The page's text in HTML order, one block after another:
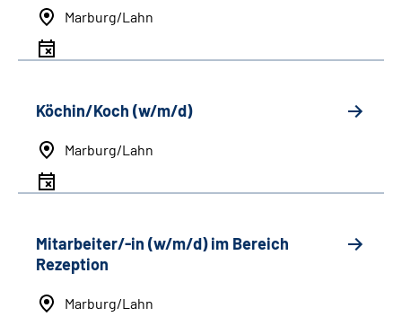
Marburg/Lahn
Köchin/Koch (w/m/d)
Marburg/Lahn
Mitarbeiter/-in (w/m/d) im Bereich
Rezeption
Marburg/Lahn